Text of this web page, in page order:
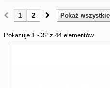
Pokaż wszystkie
1 2
Pokazuje 1 - 32 z 44 elementów